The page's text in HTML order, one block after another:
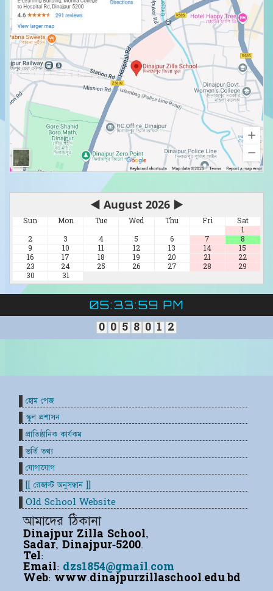
◀ August 2026 ▶
Sun Mon Tue Wed Thu Fri
Sat
1
2
3 4 5 6 7
8
9
10 11 12 13 14
15
16
17 18 19 20 21
22
23
24 25 26 27 28
29
30
31
05:34:01 PM
0 0 5 8 0 1 2
আমাদের ঠিকানা
Dinajpur Zilla School,
Sadar, Dinajpur-5200.
Tel:
Email: dzs1854@gmail.com
Web: www.dinajpurzillaschool.edu.bd
হোম পেজ
স্কুল প্রশাসন
প্রাতিষ্ঠানিক কার্যকম
ভর্তি তথ্য
যোগাযোগ
[[ রেজাল্ট অনুসন্ধান ]]
Old School Website